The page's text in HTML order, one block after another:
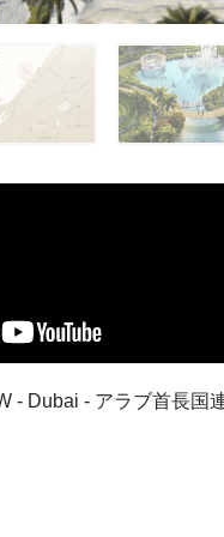
- Dubai - アラブ首長国